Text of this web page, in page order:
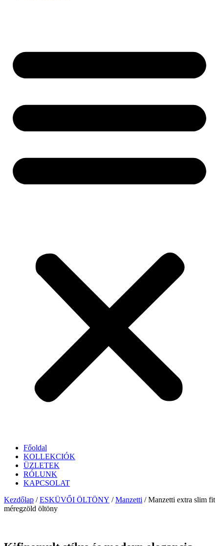
Főoldal
KOLLEKCIÓK
ÜZLETEK
RÓLUNK
KAPCSOLAT
Kezdőlap /ESKÜVŐI ÖLTÖNY /Manzetti / Manzetti extra slim fit
méregzöld öltöny